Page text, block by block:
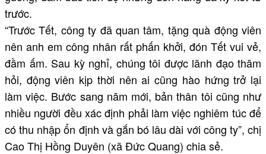
trước.
“Trước Tết, công ty đã quan tâm, tặng quà động viên
nên anh em công nhân rất phấn khởi, đón Tết vui vẻ,
đầm ấm. Sau kỳ nghỉ, chúng tôi được lãnh đạo thăm
hỏi, động viên kịp thời nên ai cũng hào hứng trở lại
làm việc. Bước sang năm mới, bản thân tôi cũng như
nhiều người đều xác định phải làm việc nghiêm túc để
có thu nhập ổn định và gắn bó lâu dài với công ty”, chị
Cao Thị Hồng Duyên (xã Đức Quang) chia sẻ.